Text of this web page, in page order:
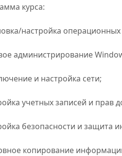
курса:
настройка операционных
администрирование
и настройка сети;
учетных записей и прав
безопасности и защита
копирование